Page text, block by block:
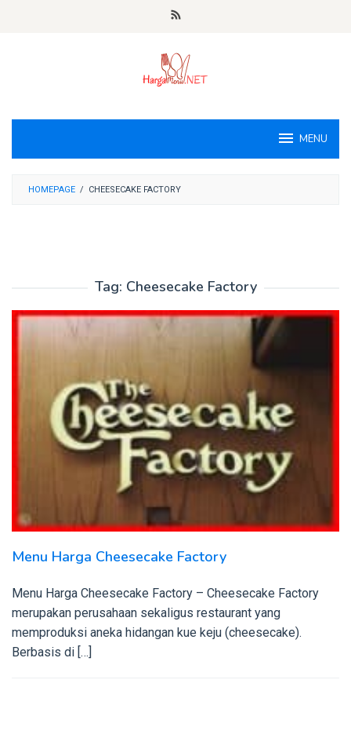
MENU
HOMEPAGE / CHEESECAKE FACTORY
Tag: Cheesecake Factory
Menu Harga Cheesecake Factory
Menu Harga Cheesecake Factory – Cheesecake Factory
merupakan perusahaan sekaligus restaurant yang
memproduksi aneka hidangan kue keju (cheesecake).
Berbasis di […]